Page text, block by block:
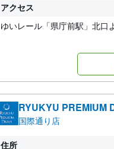
アクセス
ゆいレール「県庁前駅」北口
RYUKYU PREMIUM
国際通り店
住所